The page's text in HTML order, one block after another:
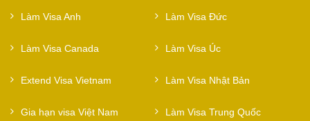
Làm Visa Anh Làm Visa Đức
Làm Visa Canada Làm Visa Úc
Extend Visa Vietnam Làm Visa Nhật Bản
Gia hạn visa Việt Nam Làm Visa Trung Quốc